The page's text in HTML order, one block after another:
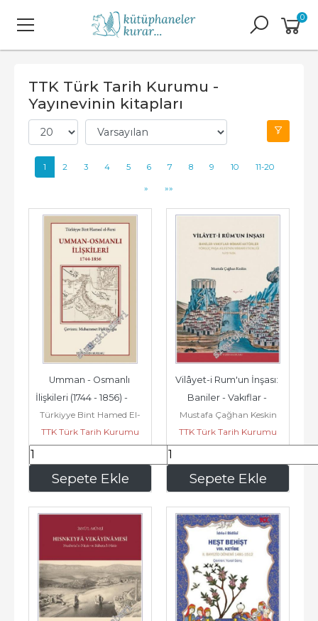
0
TTK Türk Tarih Kurumu -
Yayınevinin kitapları
1 2 3 4 5 6 7 8 9 10 11-20
» »»
Sepete Ekle
Umman - Osmanlı
İlişkileri (1744 - 1856) -
2025
Türkiyye Bint Hamed El-
Farsi
TTK Türk Tarih Kurumu
66,50 Sepete Ekle
Vilâyet-i Rum'un İnşası:
Baniler - Vakıflar -
Mimari Aktörler
Yörgüç...
Mustafa Çağhan Keskin
TTK Türk Tarih Kurumu
263,50